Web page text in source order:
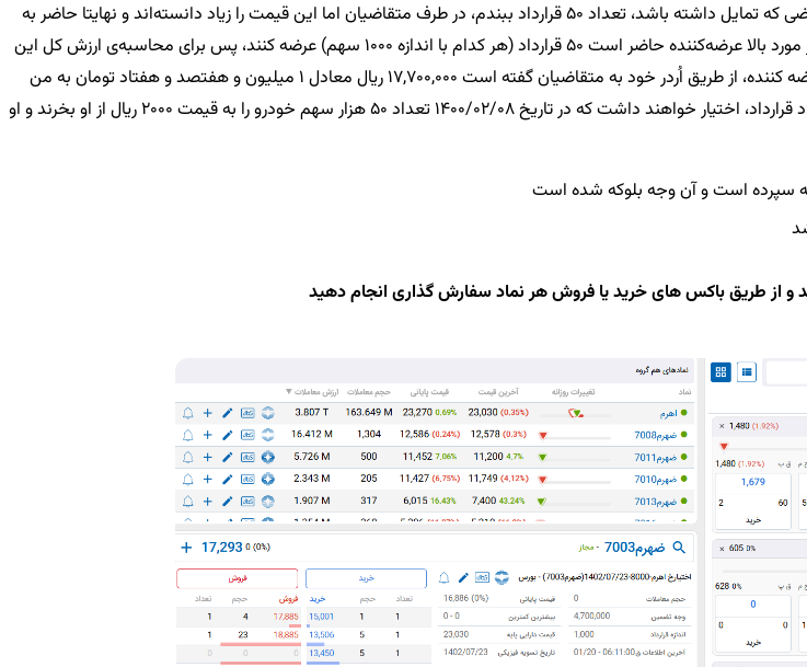
برای مثال در اردر اول، یک نفر در طرف عرضه گفته است با وجه پرمیوم 354 ریال حاضرم با هر متقاضی که تمایل داشته باشد، تعداد 50 قرارداد ببندم، در طرف متقاضیان اما این قیمت را زیاد دانسته‌اند و نهایتا حاضر به
. در مورد بالا عرضه‌کننده حاضر است 50 قرارداد (هر کدام با اندازه 1000 سهم) عرضه کنند، پس برای محاسبه‌ی ارزش کل این
معامله باید 50 ضربدر 1000 و ضربدر قیمت پیشنهادی که 354 ریال است، بشود. به بیان ساده‌تر عرضه کننده، از طریق اُردر خود به متقاضیان گفته است 17,700,000 ریال معادل 1 میلیون و هفتصد و هفتاد تومان به من
بدهید، تا 50 قرارداد با شما ببندم. نوع قرارداد، «اختیارِ خرید» است، یعنی دارنده/دارندگان این تعداد قرارداد، اختیار خواهند داشت که در تاریخ 1400/02/08 تعداد 50 هزار سهم خودرو را به قیمت 2000 ریال از او بخرند و او
سپرده است و آن وجه بلوکه شده است
و از طریق باکس های خرید یا فروش هر نماد سفارش گذاری انجام دهید